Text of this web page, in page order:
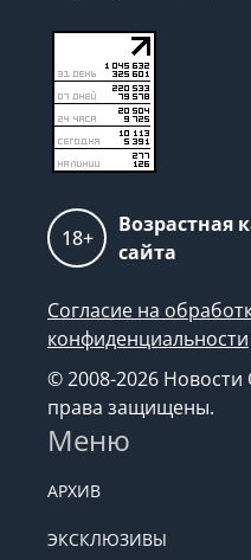
18+
Возрастная
сайта
Согласие на
конфиденциальности
© 2008-2026 Новости
права защищены.
Меню
АРХИВ
ЭКСКЛЮЗИВЫ